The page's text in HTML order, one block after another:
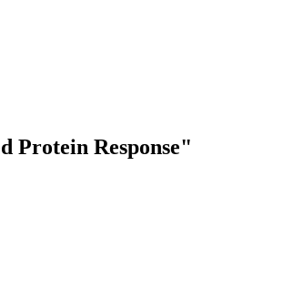
Protein Response"